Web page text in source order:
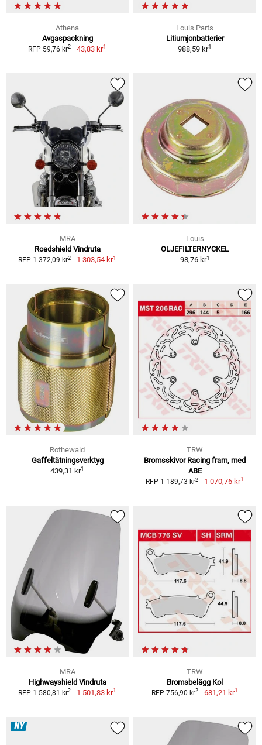
Athena
Avgaspackning
RFP 59,76 kr2 43,83 kr1
Louis Parts
Litiumjonbatterier
988,59 kr1
MRA
Roadshield Vindruta
RFP 1 372,09 kr2 1 303,54 kr1
Louis
OLJEFILTERNYCKEL
98,76 kr1
Rothewald
Gaffeltätningsverktyg
439,31 kr1
TRW
Bromsskivor Racing fram, med
ABE
RFP 1 189,73 kr2 1 070,76 kr1
MRA
Highwayshield Vindruta
RFP 1 580,81 kr2 1 501,83 kr1
TRW
Bromsbelägg Kol
RFP 756,90 kr2 681,21 kr1
NY